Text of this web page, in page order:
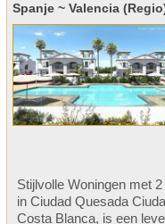
Spanje ~ Valencia
Stijlvolle Woningen met
in Ciudad Quesada
Costa Blanca, is een